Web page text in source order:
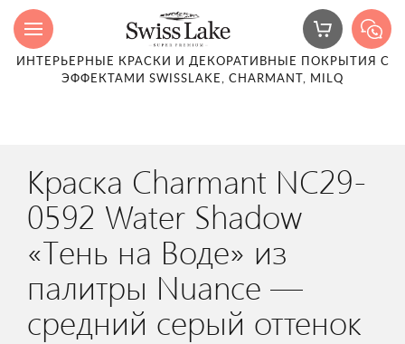
ИНТЕРЬЕРНЫЕ КРАСКИ И ДЕКОРАТИВНЫЕ ПОКРЫТИЯ С
ЭФФЕКТАМИ SWISSLAKE, CHARMANT, MILQ
Краска Charmant NC29-
0592 Water Shadow
«Тень на Воде» из
палитры Nuance —
средний серый оттенок